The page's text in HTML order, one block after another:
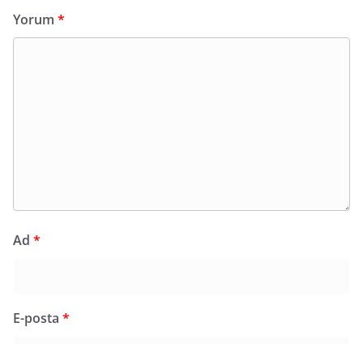
Yorum *
Ad *
E-posta *